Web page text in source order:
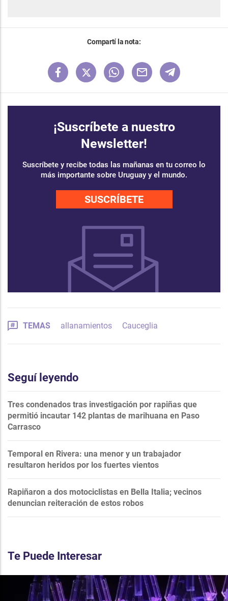
Compartí la nota:
¡Suscríbete a nuestro
Newsletter!
Suscríbete y recibe todas las mañanas en tu correo lo
más importante sobre Uruguay y el mundo.
SUSCRÍBETE
TEMAS allanamientos Cauceglia
Seguí leyendo
Tres condenados tras investigación por rapiñas que
permitió incautar 142 plantas de marihuana en Paso
Carrasco
Temporal en Rivera: una menor y un trabajador
resultaron heridos por los fuertes vientos
Rapiñaron a dos motociclistas en Bella Italia; vecinos
denuncian reiteración de estos robos
Te Puede Interesar